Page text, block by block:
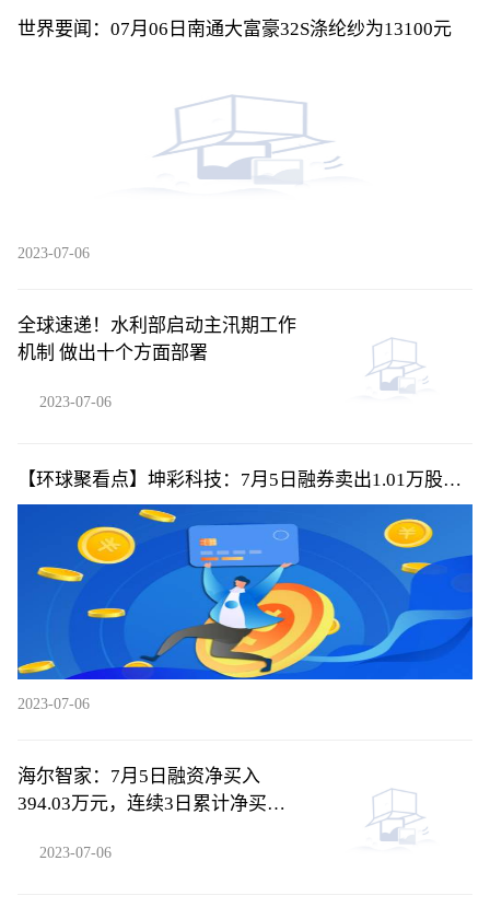
世界要闻：07月06日南通大富豪32S涤纶纱为13100元
2023-07-06
全球速递！水利部启动主汛期工作
机制 做出十个方面部署
2023-07-06
【环球聚看点】坤彩科技：7月5日融券卖出1.01万股，
融资融券余额4.39亿元
2023-07-06
海尔智家：7月5日融资净买入
394.03万元，连续3日累计净买入
2023-07-06